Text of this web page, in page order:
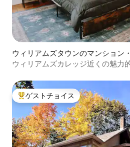
ウィリアムズタウンのマンション
ウィリアムズカレッジ近くの魅力
大好評のゲストチョイスです。
ゲストチョイス